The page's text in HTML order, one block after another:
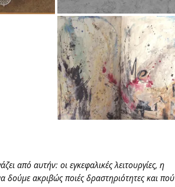
από αυτήν: οι εγκεφαλικές λειτουργίες, η
ακριβώς ποιές δραστηριότητες και πού